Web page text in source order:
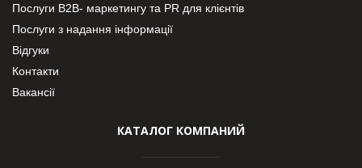
Послуги В2В- маркетингу та PR для клієнтів
Послуги з надання інформації
Відгуки
Контакти
Вакансії
КАТАЛОГ КОМПАНИЙ